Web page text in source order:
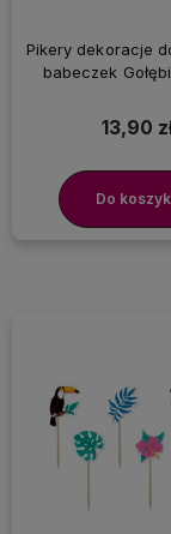
Pikery dekoracje
babeczek
13,90
Do